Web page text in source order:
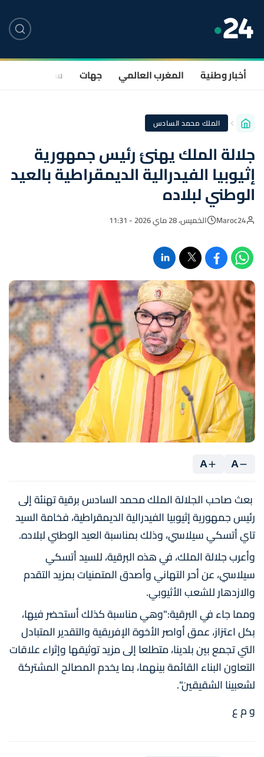
أخبار وطنية المغرب العالمي جهات سياسة
الملك محمد السادس
جلالة الملك يهنئ رئيس جمهورية
إثيوبيا الفيدرالية الديمقراطية بالعيد
الوطني لبلاده
Maroc24 الخميس، 28 ماي 2026 - 11:31
A
A
بعث صاحب الجلالة الملك محمد السادس برقية تهنئة إلى
رئيس جمهورية إثيوبيا الفيدرالية الديمقراطية، فخامة السيد
تاي أتسكي سيلاسي، وذلك بمناسبة العيد الوطني لبلاده.
وأعرب جلالة الملك، في هذه البرقية، للسيد أتسكي
سيلاسي، عن أحر التهاني وأصدق المتمنيات بمزيد التقدم
والازدهار للشعب الأثيوبي.
ومما جاء في البرقية:"وهي مناسبة كذلك أستحضر فيها،
بكل اعتزاز، عمق أواصر الأخوة الإفريقية والتقدير المتبادل
التي تجمع بين بلدينا، متطلعا إلى مزيد توثيقها وإثراء علاقات
التعاون البناء القائمة بينهما، بما يخدم المصالح المشتركة
لشعبينا الشقيقين".
و م ع